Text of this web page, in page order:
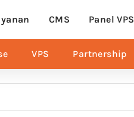
CMS Panel VPS
VPS Partnership